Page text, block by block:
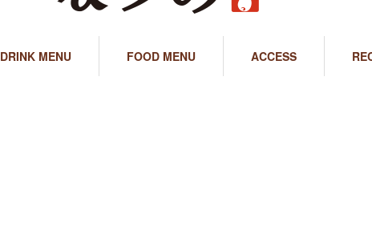
DRINK MENU FOOD MENU ACCESS